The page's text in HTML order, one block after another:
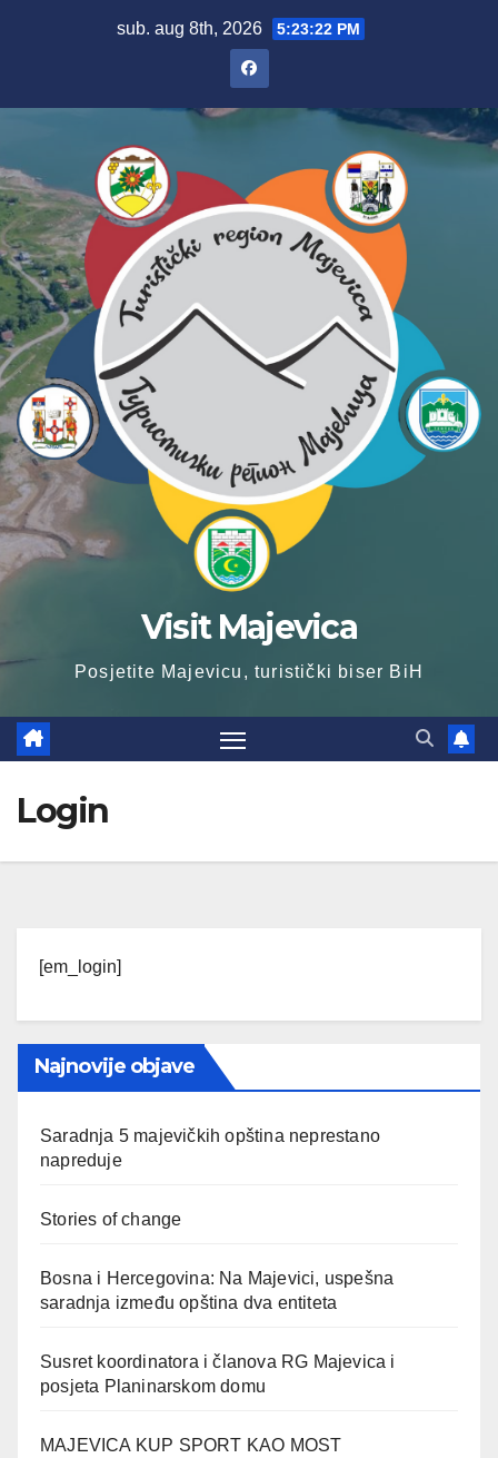
sub. aug 8th, 2026 5:23:23 PM
Visit Majevica
Posjetite Majevicu, turistički biser BiH
Login
[em_login]
Najnovije objave
Saradnja 5 majevičkih opština neprestano
napreduje
Stories of change
Bosna i Hercegovina: Na Majevici, uspešna
saradnja između opština dva entiteta
Susret koordinatora i članova RG Majevica i
posjeta Planinarskom domu
MAJEVICA KUP SPORT KAO MOST